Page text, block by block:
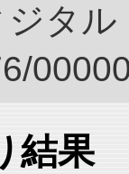
タ
結果